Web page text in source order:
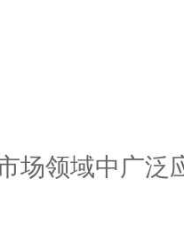
场领域中广泛